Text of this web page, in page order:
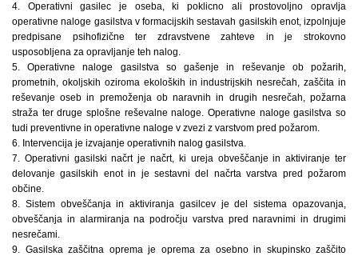
4. Operativni gasilec je oseba, ki poklicno ali prostovoljno opravlja
operativne naloge gasilstva v formacijskih sestavah gasilskih enot, izpolnjuje
predpisane psihofizične ter zdravstvene zahteve in je strokovno
usposobljena za opravljanje teh nalog.
5. Operativne naloge gasilstva so gašenje in reševanje ob požarih,
prometnih, okoljskih oziroma ekoloških in industrijskih nesrečah, zaščita in
reševanje oseb in premoženja ob naravnih in drugih nesrečah, požarna
straža ter druge splošne reševalne naloge. Operativne naloge gasilstva so
tudi preventivne in operativne naloge v zvezi z varstvom pred požarom.
6. Intervencija je izvajanje operativnih nalog gasilstva.
7. Operativni gasilski načrt je načrt, ki ureja obveščanje in aktiviranje ter
delovanje gasilskih enot in je sestavni del načrta varstva pred požarom
občine.
8. Sistem obveščanja in aktiviranja gasilcev je del sistema opazovanja,
obveščanja in alarmiranja na področju varstva pred naravnimi in drugimi
nesrečami.
9. Gasilska zaščitna oprema je oprema za osebno in skupinsko zaščito